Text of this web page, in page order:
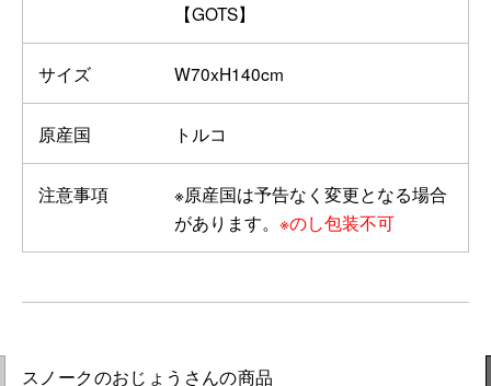
【GOTS】
サイズ W70xH140cm
原産国 トルコ
注意事項
※原産国は予告なく変更となる場合
があります。※のし包装不可
スノークのおじょうさんの商品